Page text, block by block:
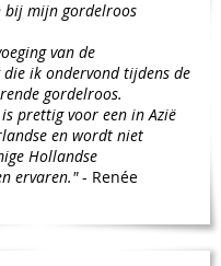
bij mijn gordelroos
van de
ik ondervond tijdens de
gordelroos.
prettig voor een in Azië
en wordt niet
Hollandse
ervaren."- Renée